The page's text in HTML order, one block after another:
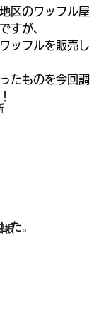
根
区のワッフル屋
すが、
ッフルを販売し
たものを今回調
た。